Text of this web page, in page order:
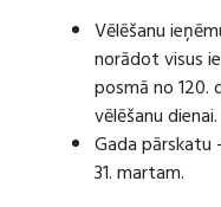
Vēlēšanu
norādot visus
posmā no 120.
vēlēšanu dienai.
Gada pārskatu
31. martam.